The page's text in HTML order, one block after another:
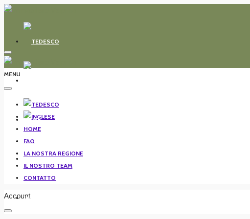
HOME
FAQ
LA NOSTRA REGIONE
MENU
HOME
FAQ
LA NOSTRA REGIONE
IL NOSTRO TEAM
CONTATTO
Account